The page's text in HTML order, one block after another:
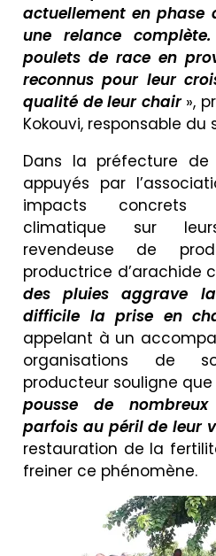
actuellement en phase
une relance
poulets de race en
reconnus pour leur
qualité de leur chair »,
Kokouvi, responsable du
Dans la préfecture de
appuyés par
impacts concrets
climatique sur
revendeuse de
productrice d’arachide
des pluies aggrave
difficile la prise en
appelant à un
organisations de
producteur souligne que
pousse de
parfois au péril de leur
restauration de la
freiner ce phénomène.